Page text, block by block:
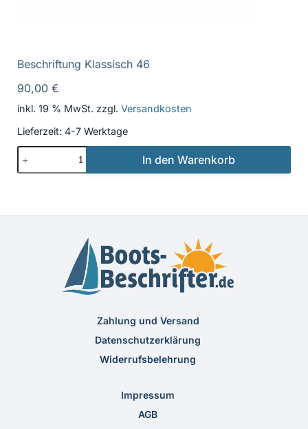
Beschriftung Klassisch 46
90,00 €
inkl. 19 % MwSt. zzgl. Versandkosten
Lieferzeit: 4-7 Werktage
Klassisch
In den Warenkorb
Zahlung und Versand
Datenschutzerklärung
Widerrufsbelehrung
Impressum
AGB